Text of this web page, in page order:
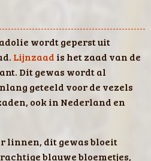
wordtgeperst uit
Lijnzaad is het zaad van de
Dit gewas wordt al
geteeld voor de vezels
ook in Nederland en
linnen, dit gewas bloeit
blauwe bloemetjes,